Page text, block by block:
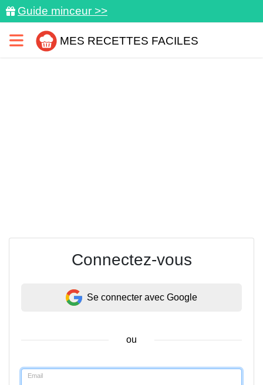
Guide minceur >>
MES RECETTES FACILES
Connectez-vous
Se connecter avec Google
ou
Email